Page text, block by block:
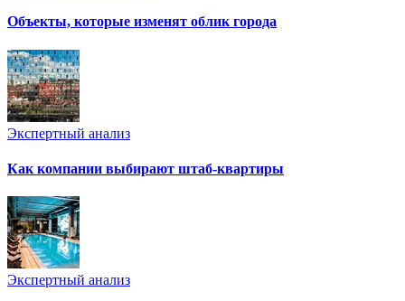
Объекты, которые изменят облик города
Экспертный анализ
Как компании выбирают штаб-квартиры
Экспертный анализ